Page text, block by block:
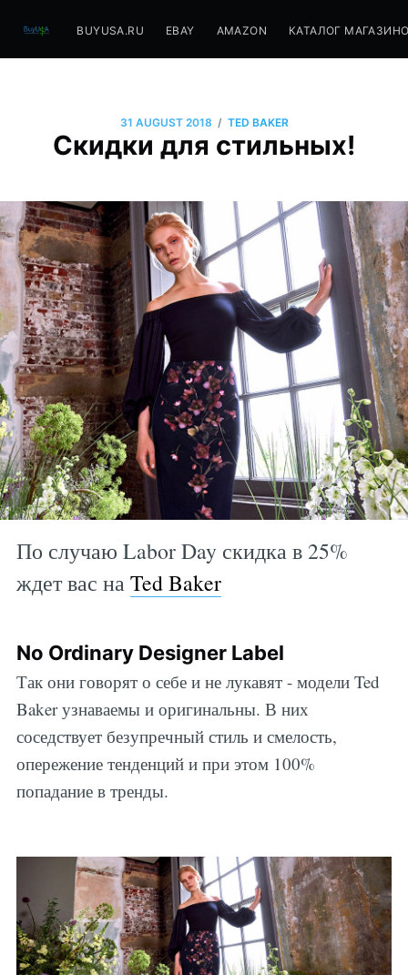
BUYUSA.RU EBAY AMAZON КАТАЛОГ
31 AUGUST 2018 / TED BAKER
Скидки для стильных!
По случаю Labor Day скидка в 25%
ждет вас наTed Baker
No Ordinary Designer Label
Так они говорят о себе и не лукавят - модели Ted
Baker узнаваемы и оригинальны. В них
соседствует безупречный стиль и смелость,
опережение тенденций и при этом 100%
попадание в тренды.